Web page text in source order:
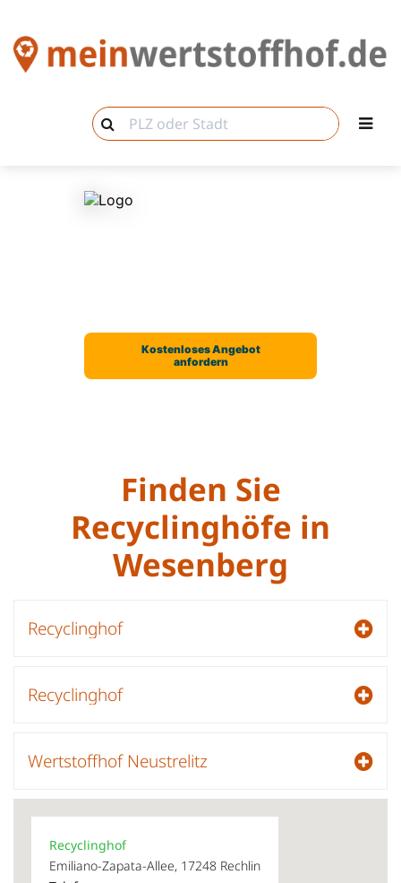
Finden Sie
Recyclinghöfe in
Wesenberg
Recyclinghof
Recyclinghof
Wertstoffhof Neustrelitz
Recyclinghof
Emiliano-Zapata-Allee, 17248 Rechlin